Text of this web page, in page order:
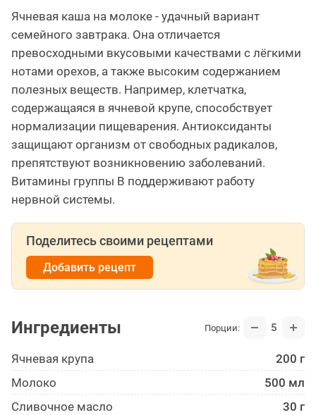
Ячневая каша на молоке - удачный вариант
семейного завтрака. Она отличается
превосходными вкусовыми качествами с лёгкими
нотами орехов, а также высоким содержанием
полезных веществ. Например, клетчатка,
содержащаяся в ячневой крупе, способствует
нормализации пищеварения. Антиоксиданты
защищают организм от свободных радикалов,
препятствуют возникновению заболеваний.
Витамины группы В поддерживают работу
нервной системы.
Поделитесь своими рецептами
Добавить рецепт
Ингредиенты Порции: 5
Ячневая крупа
200 г
Молоко
500 мл
Сливочное масло
30 г